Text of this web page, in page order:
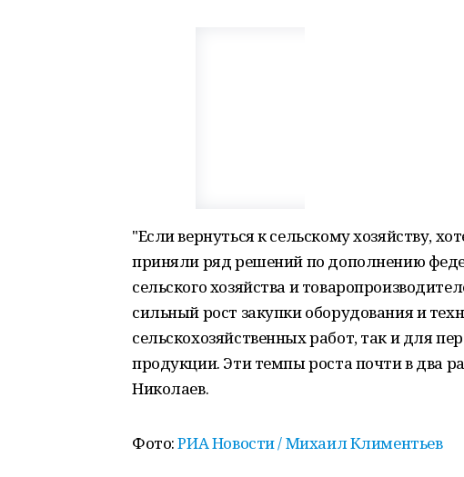
"Если вернуться к сельскому хозяйству,
приняли ряд решений по дополнению
сельского хозяйства и
сильный рост закупки оборудования и
сельскохозяйственных работ, так и для
продукции. Эти темпы роста почти в два
Николаев.
Фото:РИА Новости / Михаил Климентьев